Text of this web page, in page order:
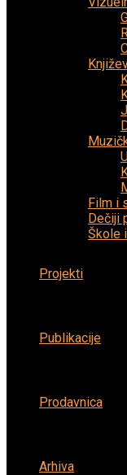
Film i
Dečiji
Škole
Projekti
Publikacije
Prodavnica
Arhiva